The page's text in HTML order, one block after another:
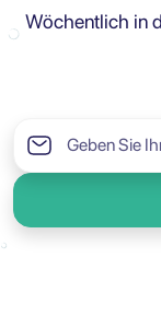
Wöchentlich in